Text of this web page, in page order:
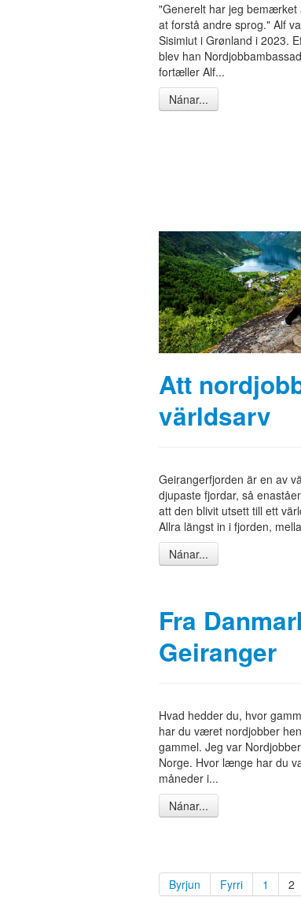
"Generelt har jeg bemærket
at forstå andre sprog." Alf
Sisimiut i Grønland i 2023.
blev han
fortæller Alf...
Nánar...
Att
världsarv
Geirangerfjorden är en av
djupaste fjordar, så
att den blivit utsett till ett
Allra längst in i fjorden,
Nánar...
Fra
Geiranger
Hvad hedder du, hvor
har du været nordjobber
gammel. Jeg var
Norge. Hvor længe har du
måneder i...
Nánar...
Byrjun Fyrri 1 2